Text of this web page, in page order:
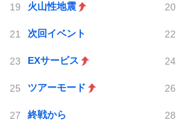
火山性地震
次回イベント
EXサービス
ツアーモード
終戦から